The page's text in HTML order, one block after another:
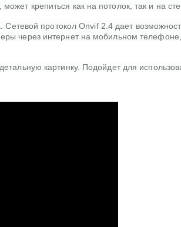
крепиться как на потолок, так и на
Сетевой протокол Onvif 2.4 дает
через интернет на мобильном
картинку. Подойдет для